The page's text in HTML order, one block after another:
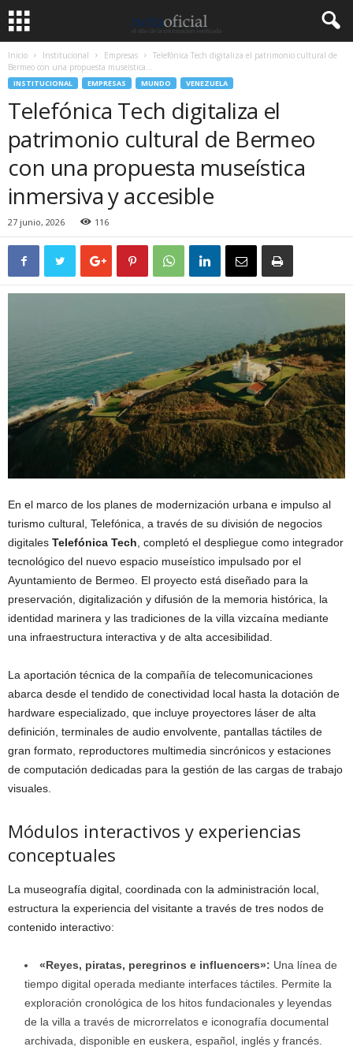
Inicio Institucional Empresas
Telefónica Tech digitaliza el patrimonio cultural de
Bermeo con una propuesta museística...
INSTITUCIONAL EMPRESAS MUNDO VENEZUELA
Telefónica Tech digitaliza el
patrimonio cultural de Bermeo
con una propuesta museística
inmersiva y accesible
27 junio, 2026 116
En el marco de los planes de modernización urbana e impulso al
turismo cultural, Telefónica, a través de su división de negocios
digitales Telefónica Tech, completó el despliegue como integrador
tecnológico del nuevo espacio museístico impulsado por el
Ayuntamiento de Bermeo. El proyecto está diseñado para la
preservación, digitalización y difusión de la memoria histórica, la
identidad marinera y las tradiciones de la villa vizcaína mediante
una infraestructura interactiva y de alta accesibilidad.
La aportación técnica de la compañía de telecomunicaciones
abarca desde el tendido de conectividad local hasta la dotación de
hardware especializado, que incluye proyectores láser de alta
definición, terminales de audio envolvente, pantallas táctiles de
gran formato, reproductores multimedia sincrónicos y estaciones
de computación dedicadas para la gestión de las cargas de trabajo
visuales.
Módulos interactivos y experiencias
conceptuales
La museografía digital, coordinada con la administración local,
estructura la experiencia del visitante a través de tres nodos de
contenido interactivo:
«Reyes, piratas, peregrinos e influencers»: Una línea de
tiempo digital operada mediante interfaces táctiles. Permite la
exploración cronológica de los hitos fundacionales y leyendas
de la villa a través de microrrelatos e iconografía documental
archivada, disponible en euskera, español, inglés y francés.